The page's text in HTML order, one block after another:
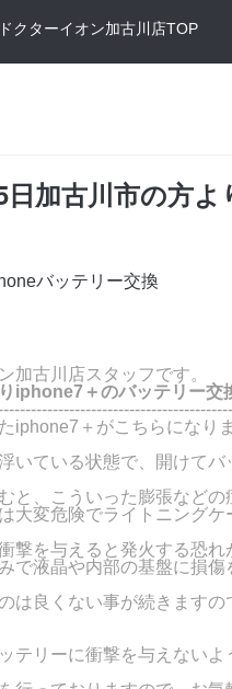
クターイオン加古川店TOP
日加古川市の方
バッテリー交換
加古川店スタッフです。
iphone7＋のバッテリー交
iphone7＋がこちらになりま
いている状態で、開けて
と、こういった膨張などの
大変危険でライトニング
撃を与えると発火する恐れ
で液晶や内部の基盤に損傷
は良くない事が続きます
テリーに衝撃を与えない